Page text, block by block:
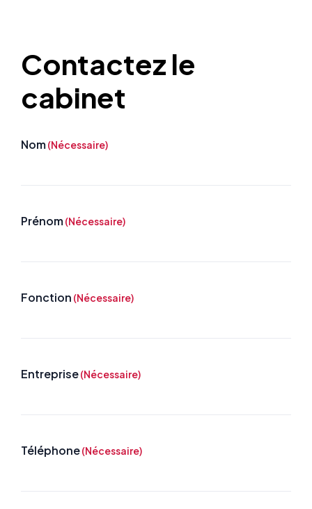
Contactez le
cabinet
Nom(Nécessaire)
Prénom(Nécessaire)
Fonction (Nécessaire)
Entreprise(Nécessaire)
Téléphone(Nécessaire)